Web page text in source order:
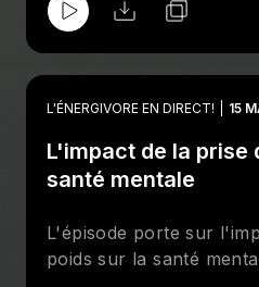
L'ÉNERGIVORE EN DIRECT! 15
L'impact de la prise
santé mentale
L'épisode porte sur
poids sur la santé